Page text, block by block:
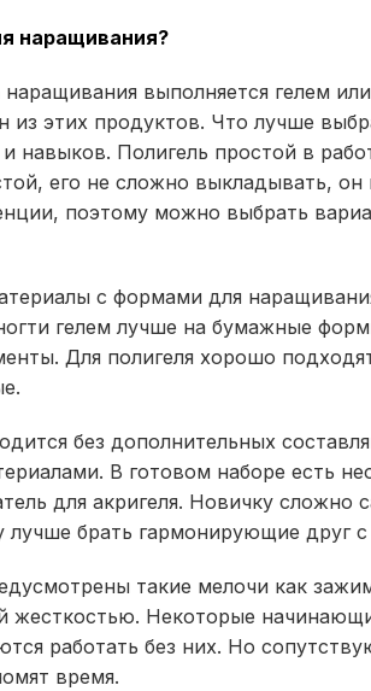
наращивания?
выполняется гелем
из этих продуктов. Что лучше
навыков. Полигель простой в
его не сложно выкладывать, он
поэтому можно выбрать
с формами для
гелем лучше на бумажные
Для полигеля хорошо
без дополнительных
В готовом наборе есть
для акригеля. Новичку сложно
брать гармонирующие друг
такие мелочи как
жесткостью. Некоторые
работать без них. Но
время.